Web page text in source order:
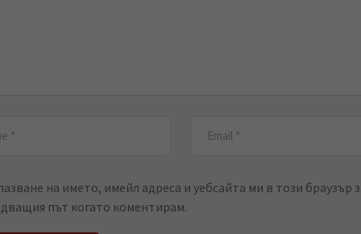
на името, имейл адреса и уебсайта ми в този браузър
път когато коментирам.